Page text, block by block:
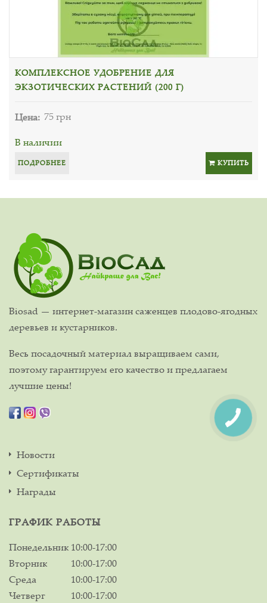
КОМПЛЕКСНОЕ УДОБРЕНИЕ ДЛЯ
ЭКЗОТИЧЕСКИХ РАСТЕНИЙ (200 Г)
Цена: 75 грн
В наличии
ПОДРОБНЕЕ КУПИТЬ
Biosad — интернет-магазин саженцев плодово-ягодных
деревьев и кустарников.
Весь посадочный материал выращиваем сами,
поэтому гарантируем его качество и предлагаем
лучшие цены!
Новости
Сертификаты
Награды
ГРАФИК РАБОТЫ
Понедельник 10:00-17:00
Вторник
10:00-17:00
Среда
10:00-17:00
Четверг
10:00-17:00